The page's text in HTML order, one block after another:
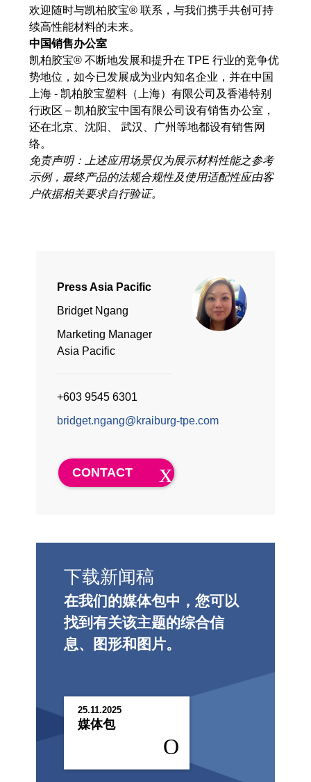
欢迎随时与凯柏胶宝® 联系，与我们携手共创可持
续高性能材料的未来。
中国销售办公室
凯柏胶宝® 不断地发展和提升在 TPE 行业的竞争优
势地位，如今已发展成为业内知名企业，并在中国
上海 - 凯柏胶宝塑料（上海）有限公司及香港特别
行政区 – 凯柏胶宝中国有限公司设有销售办公室，
还在北京、沈阳、 武汉、广州等地都设有销售网
络。
免责声明：上述应用场景仅为展示材料性能之参考
示例，最终产品的法规合规性及使用适配性应由客
户依据相关要求自行验证。
Press Asia Pacific
Bridget Ngang
Marketing Manager
Asia Pacific
+603 9545 6301
bridget.ngang@kraiburg-tpe.com
CONTACT
下载新闻稿
在我们的媒体包中，您可以
找到有关该主题的综合信
息、图形和图片。
25.11.2025
媒体包